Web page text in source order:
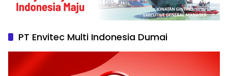
PT Envitec Multi Indonesia Dumai